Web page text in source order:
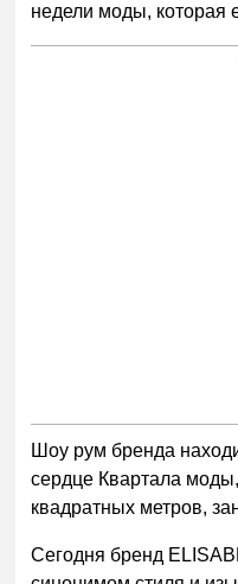
недели моды, которая
Шоу рум бренда
сердце Квартала
квадратных метров,
Сегодня бренд